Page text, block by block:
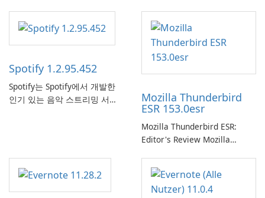
Spotify 1.2.95.452
Spotify는 Spotify에서 개발한
인기 있는 음악 스트리밍 서비
취 및 소셜 공유와 같은 기능을
통해 Spotify는 사용자가 좋아
Mozilla Thunderbird
ESR 153.0esr
Mozilla Thunderbird ESR:
Editor's Review Mozilla
Support Release) is the long-
term support channel of the
Thunderbird desktop email